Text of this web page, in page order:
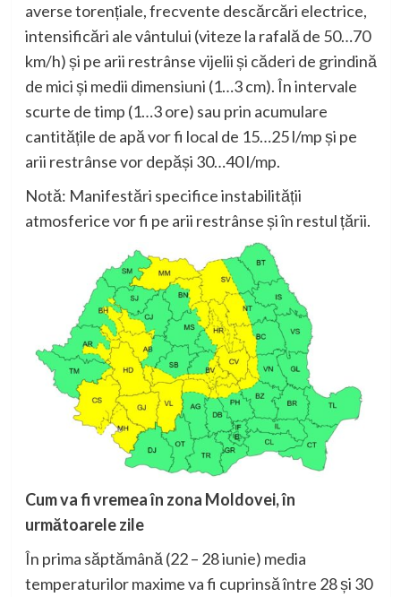
averse torențiale, frecvente descărcări electrice,
intensificări ale vântului (viteze la rafală de 50…70
km/h) și pe arii restrânse vijelii și căderi de grindină
de mici și medii dimensiuni (1…3 cm). În intervale
scurte de timp (1…3 ore) sau prin acumulare
cantitățile de apă vor fi local de 15…25 l/mp și pe
arii restrânse vor depăși 30…40 l/mp.
Notă: Manifestări specifice instabilității
atmosferice vor fi pe arii restrânse și în restul țării.
Cum va fi vremea în zona Moldovei, în
următoarele zile
În prima săptămână (22 – 28 iunie) media
temperaturilor maxime va fi cuprinsă între 28 și 30